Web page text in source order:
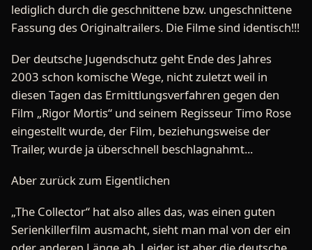
lediglich durch die geschnittene bzw. ungeschnittene
Fassung des Originaltrailers. Die Filme sind identisch!!!
Der deutsche Jugendschutz geht Ende des Jahres
2003 schon komische Wege, nicht zuletzt weil in
diesen Tagen das Ermittlungsverfahren gegen den
Film „Rigor Mortis“ und seinem Regisseur Timo Rose
eingestellt wurde, der Film, beziehungsweise der
Trailer, wurde ja überschnell beschlagnahmt...
Aber zurück zum Eigentlichen
„The Collector“ hat also alles das, was einen guten
Serienkillerfilm ausmacht, sieht man mal von der ein